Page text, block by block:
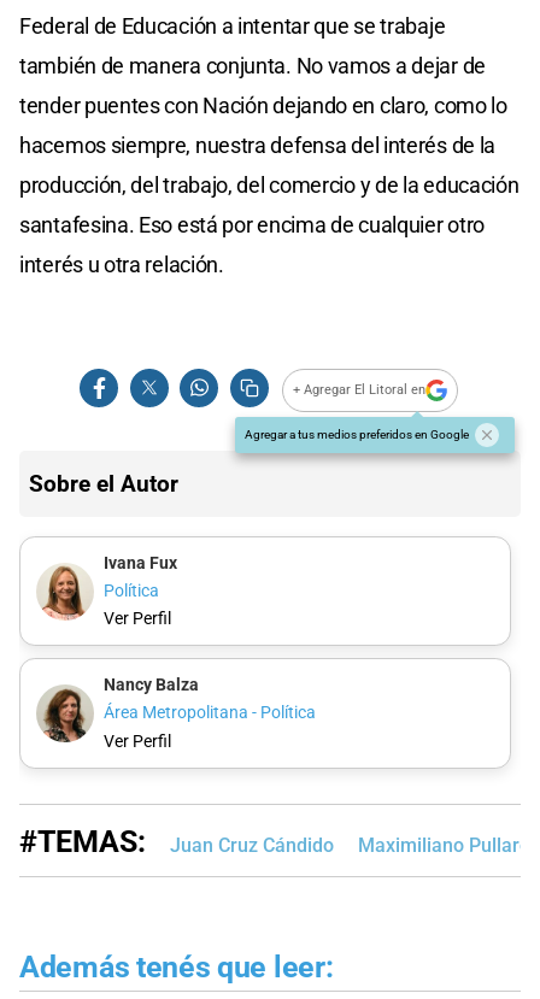
Federal de Educación a intentar que se trabaje
también de manera conjunta. No vamos a dejar de
tender puentes con Nación dejando en claro, como lo
hacemos siempre, nuestra defensa del interés de la
producción, del trabajo, del comercio y de la educación
santafesina. Eso está por encima de cualquier otro
interés u otra relación.
+ Agregar El Litoral en
Agregar a tus medios preferidos en Google
Sobre el Autor
Ivana Fux
Política
Ver Perfil
Nancy Balza
Área Metropolitana - Política
Ver Perfil
#TEMAS: Juan Cruz Cándido Maximiliano Pullaro
Además tenés que leer: